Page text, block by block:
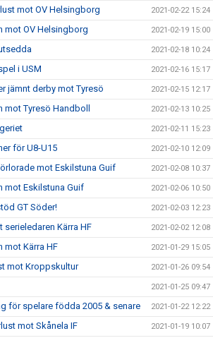
mot OV Helsingborg 2021-02-22 15:24
mot OV Helsingborg 2021-02-19 15:00
2021-02-18 10:24
i USM 2021-02-16 15:17
jämnt derby mot Tyresö 2021-02-15 12:17
Tyresö Handboll 2021-02-13 10:25
2021-02-11 15:23
för U8-U15 2021-02-10 12:09
mot Eskilstuna Guif 2021-02-08 10:37
mot Eskilstuna Guif 2021-02-06 10:50
GT Söder! 2021-02-03 12:23
Kärra HF 2021-02-02 12:08
mot Kärra HF 2021-01-29 15:05
mot Kroppskultur 2021-01-26 09:54
2021-01-25 09:47
för spelare födda 2005 & senare 2021-01-22 12:22
mot Skånela IF 2021-01-19 10:07